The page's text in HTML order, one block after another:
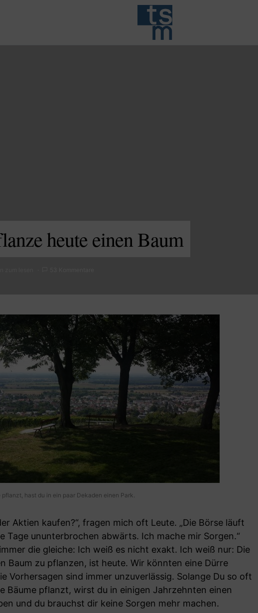
heute einen Baum
pflanzt, hast du in ein paar Dekaden einen Park.
Aktien kaufen?“, fragen mich oft Leute. „Die Börse läuft
Tage ununterbrochen abwärts. Ich mache mir Sorgen.“
die gleiche: Ich weiß es nicht exakt. Ich weiß nur: Die
Baum zu pflanzen, ist heute. Wir könnten eine Dürre
Vorhersagen sind immer unzuverlässig. Solange Du so oft
Bäume pflanzt, wirst du in einigen Jahrzehnten einen
und du brauchst dir keine Sorgen mehr machen.